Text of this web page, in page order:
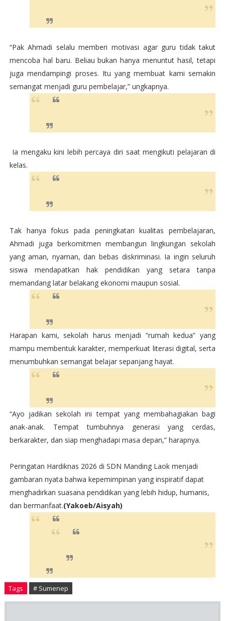
“Pak Ahmadi selalu memberi motivasi agar guru tidak takut
mencoba hal baru. Beliau bukan hanya menuntut hasil, tetapi
juga mendampingi proses. Itu yang membuat kami semakin
semangat menjadi guru pembelajar,” ungkapnya.
Ia mengaku kini lebih percaya diri saat mengikuti pelajaran di
kelas.
Tak hanya fokus pada peningkatan kualitas pembelajaran,
Ahmadi juga berkomitmen membangun lingkungan sekolah
yang aman, nyaman, dan bebas diskriminasi. Ia ingin seluruh
siswa mendapatkan hak pendidikan yang setara tanpa
memandang latar belakang ekonomi maupun sosial.
Harapan kami, sekolah harus menjadi “rumah kedua” yang
mampu membentuk karakter, memperkuat literasi digital, serta
menumbuhkan semangat belajar sepanjang hayat.
“Ayo jadikan sekolah ini tempat yang membahagiakan bagi
anak-anak. Tempat tumbuhnya generasi yang cerdas,
berkarakter, dan siap menghadapi masa depan,” harapnya.
Peringatan Hardiknas 2026 di SDN Manding Laok menjadi
gambaran nyata bahwa kepemimpinan yang inspiratif dapat
menghadirkan suasana pendidikan yang lebih hidup, humanis,
dan bermanfaat.(Yakoeb/Aisyah)
Tags # Sumenep